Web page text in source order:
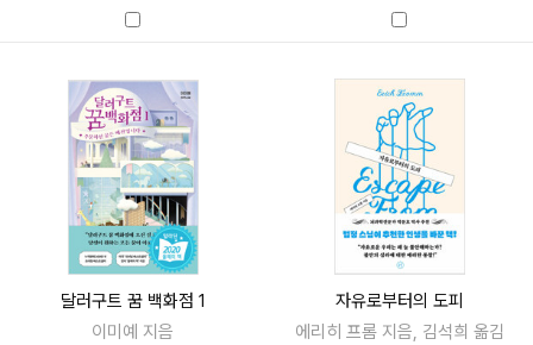
달러구트 꿈 백화점 1
이미예 지음
자유로부터의 도피
에리히 프롬 지음, 김석희 옮김